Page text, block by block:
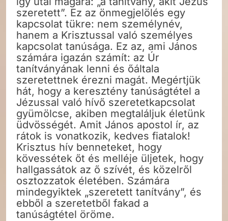
szeretett”. Ez az önmegjelölés egy
kapcsolat tükre: nem személynév,
hanem a Krisztussal való személyes
kapcsolat tanúsága. Ez az, ami János
számára igazán számít: az Úr
tanítványának lenni és őáltala
szeretettnek érezni magát. Megértjük
hát, hogy a keresztény tanúságtétel a
Jézussal való hívő szeretetkapcsolat
gyümölcse, akiben megtaláljuk életünk
üdvösségét. Amit János apostol ír, az
rátok is vonatkozik, kedves fiatalok!
Krisztus hív benneteket, hogy
kövessétek őt és melléje üljetek, hogy
hallgassátok az ő szívét, és közelről
osztozzatok életében. Számára
mindegyiktek „szeretett tanítvány”, és
ebből a szeretetből fakad a
tanúságtétel öröme.